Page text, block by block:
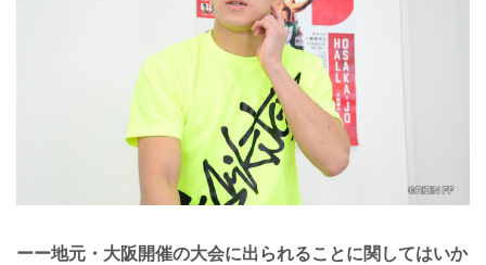
ーー地元・大阪開催の大会に出られることに関してはいか